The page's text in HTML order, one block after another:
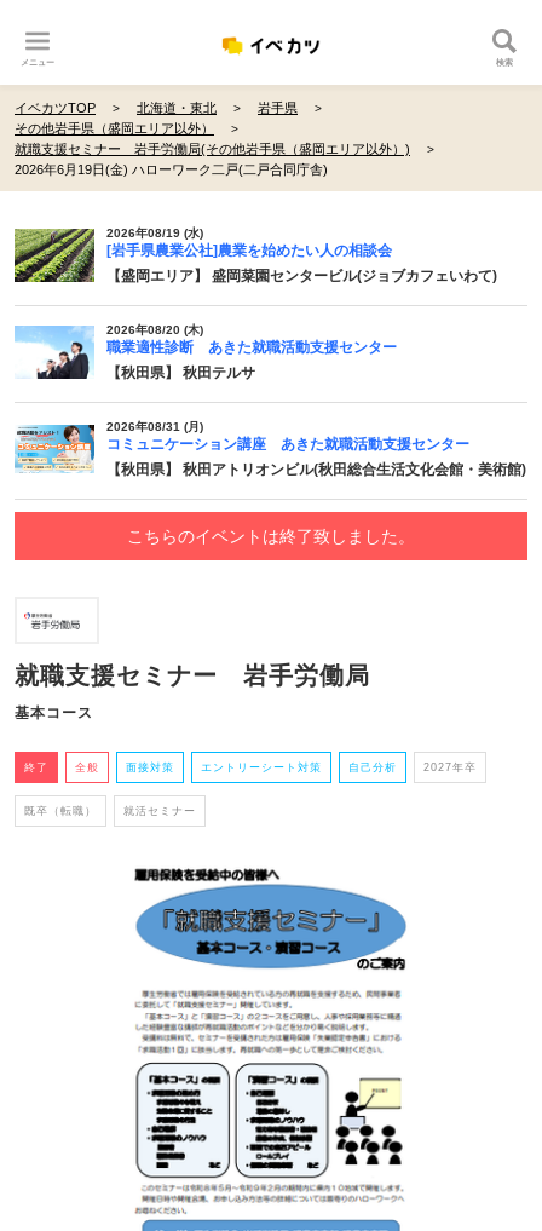
メニュー 検索
イベカツTOP 北海道・東北
岩手県
その他岩手県（盛岡エリア以外）
就職支援セミナー 岩手労働局(その他岩手県（盛岡エリア以外）)
2026年6月19日(金) ハローワーク二戸(二戸合同庁舎)
2026年08/19 (水)
[岩手県農業公社]農業を始めたい人の相談会
【盛岡エリア】 盛岡菜園センタービル(ジョブカフェいわて)
2026年08/20 (木)
職業適性診断 あきた就職活動支援センター
【秋田県】 秋田テルサ
2026年08/31 (月)
コミュニケーション講座 あきた就職活動支援センター
【秋田県】 秋田アトリオンビル(秋田総合生活文化会館・美術館)
こちらのイベントは終了致しました。
就職支援セミナー 岩手労働局
基本コース
終了 全般 面接対策 エントリーシート対策 自己分析 2027年卒
既卒（転職） 就活セミナー